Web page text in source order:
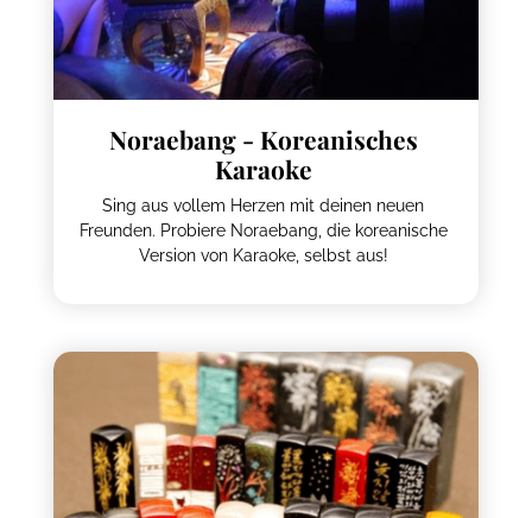
Noraebang - Koreanisches
Karaoke
Sing aus vollem Herzen mit deinen neuen
Freunden. Probiere Noraebang, die koreanische
Version von Karaoke, selbst aus!